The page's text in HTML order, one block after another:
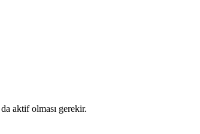
aktif olması gerekir.